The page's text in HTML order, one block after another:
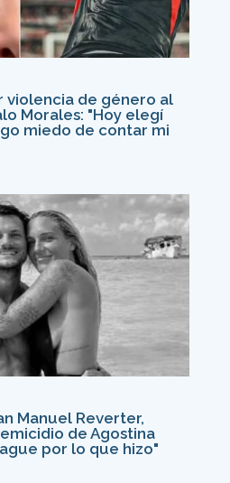
violencia de género al
Morales: "Hoy elegí
miedo de contar mi
Manuel Reverter,
de Agostina
por lo que hizo"